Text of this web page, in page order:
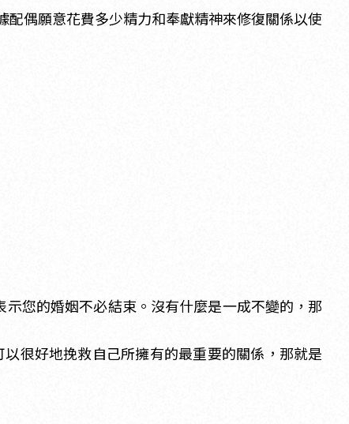
偶願意花費多少精力和奉獻精神來修復關係以使
示您的婚姻不必結束。沒有什麼是一成不變的，那
很好地挽救自己所擁有的最重要的關係，那就是